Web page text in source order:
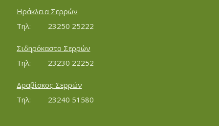
Ηράκλεια Σερρών
Τηλ:		23250 25222
Σιδηρόκαστο Σερρών
Τηλ:		23230 22252
Δραβίσκος Σερρών
Τηλ:		23240 51580